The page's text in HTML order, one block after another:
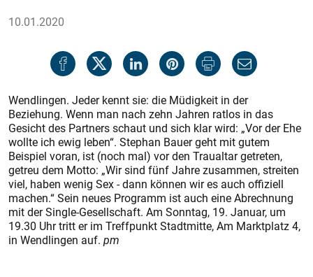
10.01.2020
Wendlingen. Jeder kennt sie: die Müdigkeit in der
Beziehung. Wenn man nach zehn Jahren ratlos in das
Gesicht des Partners schaut und sich klar wird: „Vor der Ehe
wollte ich ewig leben“. Stephan Bauer geht mit gutem
Beispiel voran, ist (noch mal) vor den Traualtar getreten,
getreu dem Motto: „Wir sind fünf Jahre zusammen, streiten
viel, haben wenig Sex - dann können wir es auch offiziell
machen.“ Sein neues Programm ist auch eine Abrechnung
mit der Single-Gesellschaft. Am Sonntag, 19. Januar, um
19.30 Uhr tritt er im Treffpunkt Stadtmitte, Am Marktplatz 4,
in Wendlingen auf. pm